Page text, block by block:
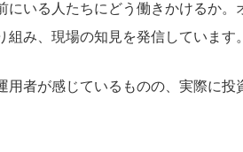
にいる人たちにどう働きかけるか。
組み、現場の知見を発信しています。
用者が感じているものの、実際に投